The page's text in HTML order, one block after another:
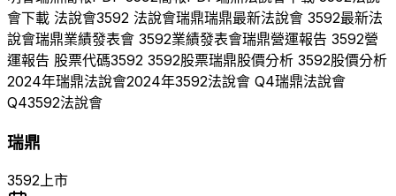
會下載 法說會3592 法說會瑞鼎瑞鼎最新法說會 3592最新法
說會瑞鼎業績發表會 3592業績發表會瑞鼎營運報告 3592營
運報告 股票代碼3592 3592股票瑞鼎股價分析 3592股價分析
2024年瑞鼎法說會2024年3592法說會 Q4瑞鼎法說會
Q43592法說會
瑞鼎
3592上市